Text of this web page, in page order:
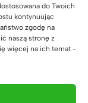
do Twoich
kontynuując
zgodę na
naszą stronę z
więcej na ich temat -